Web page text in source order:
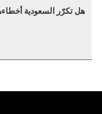
هل تكرّر السعودية